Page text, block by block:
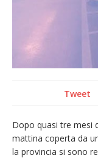
Tweet
Dopo quasi tre mesi
mattina coperta da
la provincia si sono